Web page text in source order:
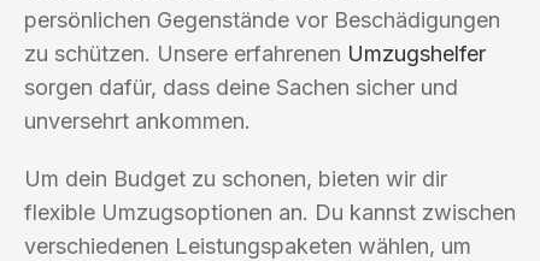
persönlichen Gegenstände vor Beschädigungen
zu schützen. Unsere erfahrenen Umzugshelfer
sorgen dafür, dass deine Sachen sicher und
unversehrt ankommen.
Um dein Budget zu schonen, bieten wir dir
flexible Umzugsoptionen an. Du kannst zwischen
verschiedenen Leistungspaketen wählen, um